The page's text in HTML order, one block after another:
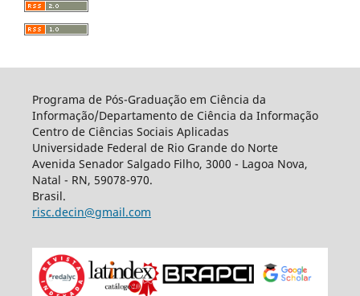
Programa de Pós-Graduação em Ciência da
Informação/Departamento de Ciência da Informação
Centro de Ciências Sociais Aplicadas
Universidade Federal de Rio Grande do Norte
Avenida Senador Salgado Filho, 3000 - Lagoa Nova,
Natal - RN, 59078-970.
Brasil.
risc.decin@gmail.com